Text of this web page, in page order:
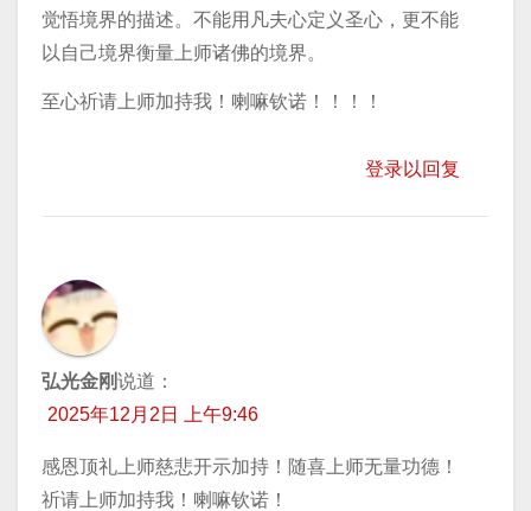
觉悟境界的描述。不能用凡夫心定义圣心，更不能
以自己境界衡量上师诸佛的境界。
至心祈请上师加持我！喇嘛钦诺！！！！
登录以回复
弘光金刚说道：
2025年12月2日 上午9:46
感恩顶礼上师慈悲开示加持！随喜上师无量功德！
祈请上师加持我！喇嘛钦诺！